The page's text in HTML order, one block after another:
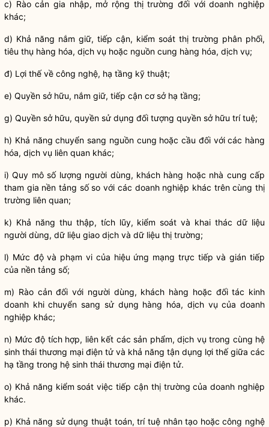
c) Rào cản gia nhập, mở rộng thị trường đối với doanh nghiệp
khác;
d) Khả năng nắm giữ, tiếp cận, kiểm soát thị trường phân phối,
tiêu thụ hàng hóa, dịch vụ hoặc nguồn cung hàng hóa, dịch vụ;
đ) Lợi thế về công nghệ, hạ tầng kỹ thuật;
e) Quyền sở hữu, nắm giữ, tiếp cận cơ sở hạ tầng;
g) Quyền sở hữu, quyền sử dụng đối tượng quyền sở hữu trí tuệ;
h) Khả năng chuyển sang nguồn cung hoặc cầu đối với các hàng
hóa, dịch vụ liên quan khác;
i) Quy mô số lượng người dùng, khách hàng hoặc nhà cung cấp
tham gia nền tảng số so với các doanh nghiệp khác trên cùng thị
trường liên quan;
k) Khả năng thu thập, tích lũy, kiểm soát và khai thác dữ liệu
người dùng, dữ liệu giao dịch và dữ liệu thị trường;
l) Mức độ và phạm vi của hiệu ứng mạng trực tiếp và gián tiếp
của nền tảng số;
m) Rào cản đối với người dùng, khách hàng hoặc đối tác kinh
doanh khi chuyển sang sử dụng hàng hóa, dịch vụ của doanh
nghiệp khác;
n) Mức độ tích hợp, liên kết các sản phẩm, dịch vụ trong cùng hệ
sinh thái thương mại điện tử và khả năng tận dụng lợi thế giữa các
hạ tầng trong hệ sinh thái thương mại điện tử.
o) Khả năng kiểm soát việc tiếp cận thị trường của doanh nghiệp
khác.
p) Khả năng sử dụng thuật toán, trí tuệ nhân tạo hoặc công nghệ